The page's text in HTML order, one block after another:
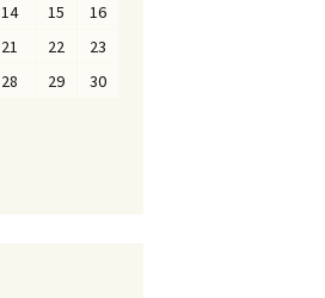
14 15
16
21 22
23
28 29
30